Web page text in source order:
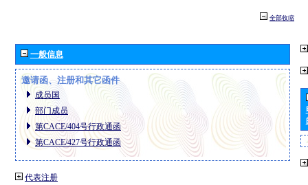
全部收缩
一般信息
邀请函、注册和其它函件
成员国
部门成员
第CACE/404号行政通函
第CACE/427号行政通函
代表注册